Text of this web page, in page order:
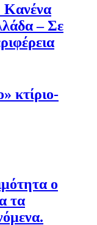
Κανένα
– Σε
κτίριο-
ο
τα